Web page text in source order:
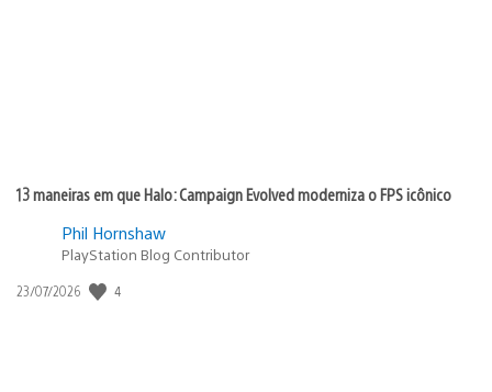
13 maneiras em que Halo: Campaign Evolved moderniza o FPS icônico
Phil Hornshaw
PlayStation Blog Contributor
Data
23/07/2026 4